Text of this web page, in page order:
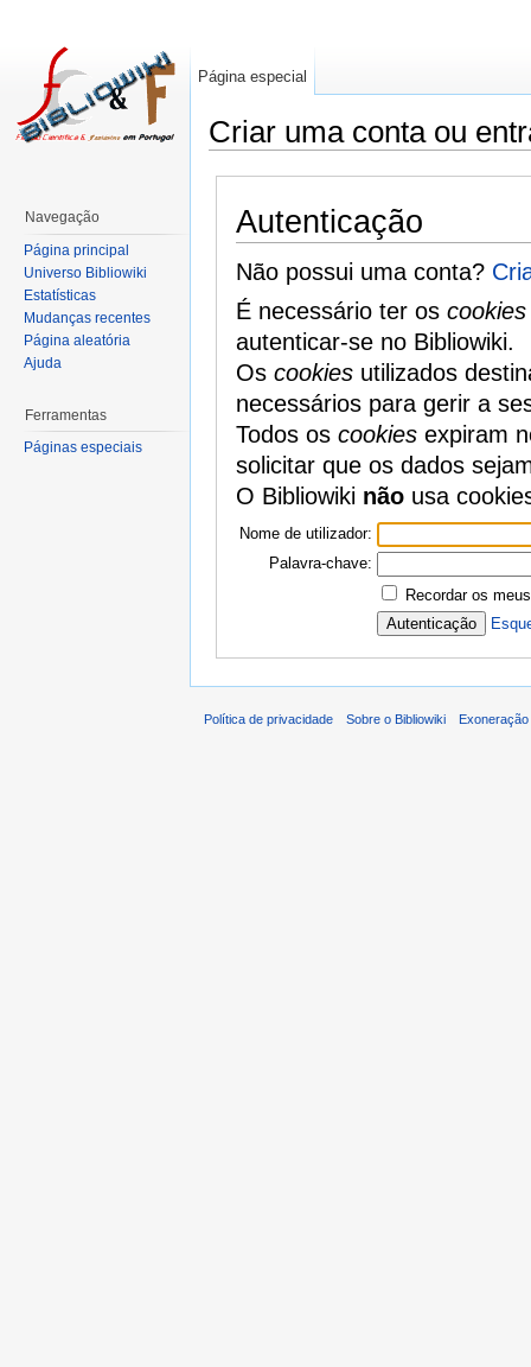
Criar uma conta ou
Autenticação
Não possui uma conta?
É necessário ter os cookies
autenticar-se no Bibliowiki.
Os cookiesutilizados
necessários para gerir a
Todos os cookiesexpiram
solicitar que os dados
O Bibliowiki nãousa
Nome de utilizador:
Palavra-chave:
Recordar os
Página especial
Navegação
Página principal
Universo Bibliowiki
Estatísticas
Mudanças recentes
Página aleatória
Ajuda
Ferramentas
Páginas especiais
Política de privacidade Sobre o Bibliowiki